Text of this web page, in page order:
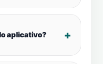
aplicativo?